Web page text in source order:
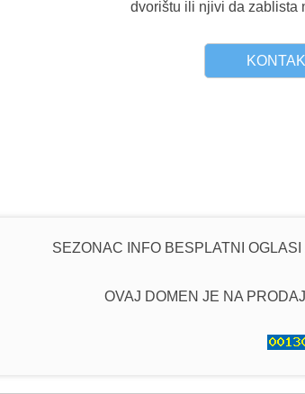
dvorištu ili njivi da zablista
SEZONAC INFO BESPLATNI
OVAJ DOMEN JE NA